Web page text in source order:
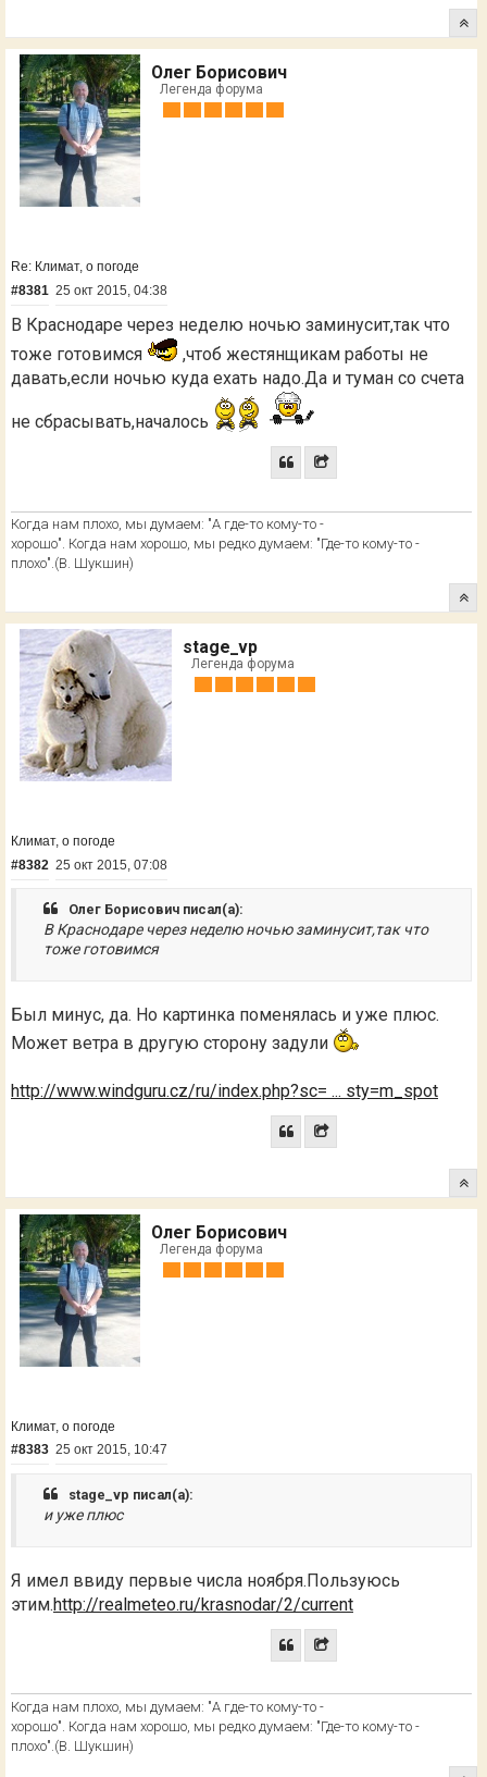
Олег Борисович
Легенда форума
Re: Климат, о погоде
#8381 25 окт 2015, 04:38
В Краснодаре через неделю ночью заминусит,так что
тоже готовимся
,чтоб жестянщикам работы не
давать,если ночью куда ехать надо.Да и туман со счета
не сбрасывать,началось
Когда нам плохо, мы думаем: "А где-то кому-то -
хорошо". Когда нам хорошо, мы редко думаем: "Где-то кому-то -
плохо".(В. Шукшин)
stage_vp
Легенда форума
Климат, о погоде
#8382 25 окт 2015, 07:08
Олег Борисович писал(а):
В Краснодаре через неделю ночью заминусит,так что
тоже готовимся
Был минус, да. Но картинка поменялась и уже плюс.
Может ветра в другую сторону задули
http://www.windguru.cz/ru/index.php?sc= ... sty=m_spot
Олег Борисович
Легенда форума
Климат, о погоде
#8383 25 окт 2015, 10:47
stage_vp писал(а):
и уже плюс
Я имел ввиду первые числа ноября.Пользуюсь
этим.http://realmeteo.ru/krasnodar/2/current
Когда нам плохо, мы думаем: "А где-то кому-то -
хорошо". Когда нам хорошо, мы редко думаем: "Где-то кому-то -
плохо".(В. Шукшин)